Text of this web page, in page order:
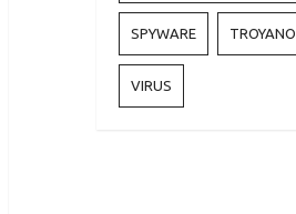
SPYWARE TROYANO
VIRUS